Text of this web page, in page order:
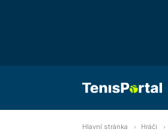
Hlavní stránka Hráči